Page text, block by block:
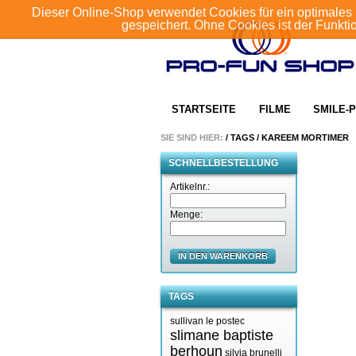
Dieser Online-Shop verwendet Cookies für ein
gespeichert. Ohne Cookies ist der
STARTSEITE FILME SMILE-
SIE SIND HIER: / TAGS / KAREEM MORTIMER
SCHNELLBESTELLUNG
Artikelnr.:
Menge:
IN DEN WARENKORB
TAGS
sullivan le postec
slimane baptiste
berhoun silvia brunelli